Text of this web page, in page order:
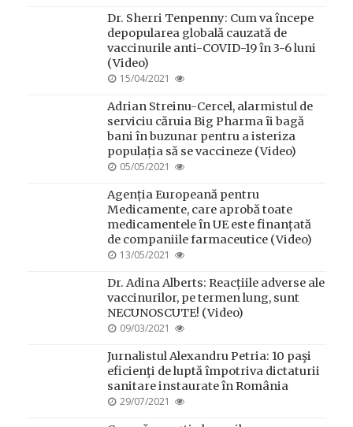
Dr. Sherri Tenpenny: Cum va începe
depopularea globală cauzată de
vaccinurile anti-COVID-19 în 3-6 luni
(Video)
POSTED
15/04/2021
Adrian Streinu-Cercel, alarmistul de
serviciu căruia Big Pharma îi bagă
bani în buzunar pentru a isteriza
populația să se vaccineze (Video)
POSTED
05/05/2021
Agenția Europeană pentru
Medicamente, care aprobă toate
medicamentele în UE este finanțată
de companiile farmaceutice (Video)
POSTED
13/05/2021
Dr. Adina Alberts: Reacțiile adverse ale
vaccinurilor, pe termen lung, sunt
NECUNOSCUTE! (Video)
POSTED
09/03/2021
Jurnalistul Alexandru Petria: 10 paşi
eficienţi de luptă împotriva dictaturii
sanitare instaurate în România
POSTED
29/07/2021